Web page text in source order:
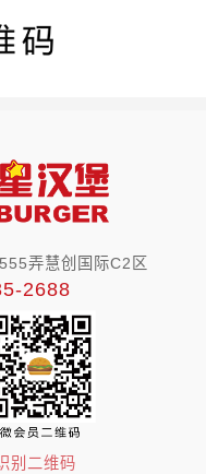
弄慧创国际C2区
2688
别二维码